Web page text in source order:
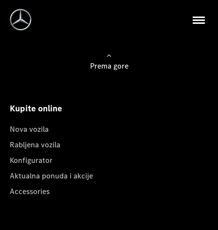
Prema gore
Kupite online
Nova vozila
Rabljena vozila
Konfigurator
Aktualna ponuda i akcije
Accessories